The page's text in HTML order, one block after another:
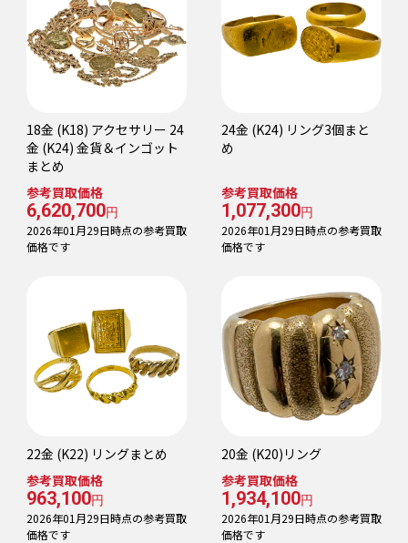
18金 (K18) アクセサリー 24
金 (K24) 金貨＆インゴット
まとめ
参考買取価格
6,620,700円
2026年01月29日時点の参考買取
価格です
24金 (K24) リング3個まと
め
参考買取価格
1,077,300円
2026年01月29日時点の参考買取
価格です
22金 (K22) リングまとめ
参考買取価格
963,100円
2026年01月29日時点の参考買取
価格です
20金 (K20)リング
参考買取価格
1,934,100円
2026年01月29日時点の参考買取
価格です